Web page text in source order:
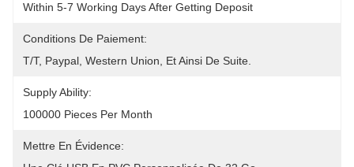
Within 5-7 Working Days After Getting Deposit
Conditions De Paiement:
T/T, Paypal, Western Union, Et Ainsi De Suite.
Supply Ability:
100000 Pieces Per Month
Mettre En Évidence: